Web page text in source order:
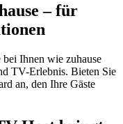
– für
Ihnen wie zuhause
TV-Erlebnis. Bieten Sie
an, den Ihre Gäste